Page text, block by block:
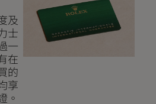
及
士
一
在
的
享
。